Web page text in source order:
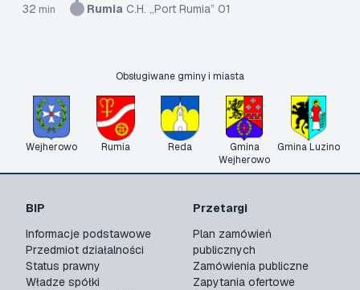
32 min Rumia C.H. „Port Rumia” 01
Obsługiwane gminy i miasta
Wejherowo Rumia Reda
Gmina
Wejherowo
Gmina Luzino
BIP
Informacje podstawowe
Przedmiot działalności
Status prawny
Władze spółki
Przetargi
Plan zamówień
publicznych
Zamówienia publiczne
Zapytania ofertowe